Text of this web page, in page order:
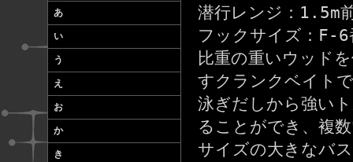
あ
い
う
え
お
か
き
潜行レンジ：1.5m
フックサイズ：F-
比重の重いウッド
すクランクベイト
泳ぎだしから強い
ることができ、複
サイズの大きなバ